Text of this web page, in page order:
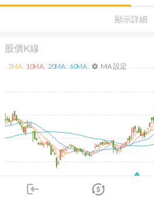
login
市場
顯示詳細
股價K線
5MA: 10MA: 20MA: 60MA: settings MA 設定